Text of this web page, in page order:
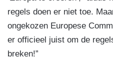
regels doen er niet toe.
ongekozen Europese
er officieel juist om de
breken!”